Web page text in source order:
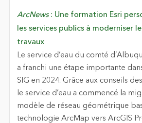
ArcNews : Une formation Esri
les services publics à moderniser
travaux
Le service d’eau du comté
a franchi une étape importante
SIG en 2024. Grâce aux conseils
le service d’eau a commencé la
modèle de réseau géométrique
technologie ArcMap vers ArcGIS